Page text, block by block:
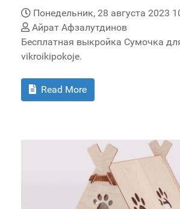
Понедельник, 28 августа 2023
Айрат Афзалутдинов
Бесплатная выкройка Сумочка
vikroikipokoje.
Read More